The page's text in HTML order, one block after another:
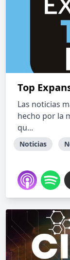
Top
Las noticias
hecho por la
qu...
Noticias